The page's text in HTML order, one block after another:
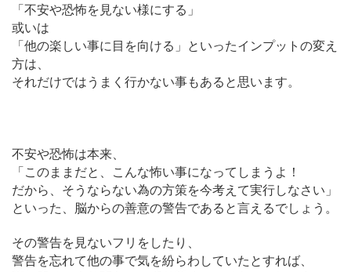
「不安や恐怖を見ない様にする」
或いは
「他の楽しい事に目を向ける」といったインプットの変え
方は、
それだけではうまく行かない事もあると思います。
不安や恐怖は本来、
「このままだと、こんな怖い事になってしまうよ！
だから、そうならない為の方策を今考えて実行しなさい」
といった、脳からの善意の警告であると言えるでしょう。
その警告を見ないフリをしたり、
警告を忘れて他の事で気を紛らわしていたとすれば、